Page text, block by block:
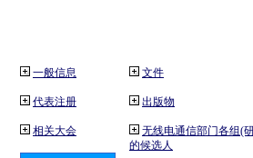
一般信息
代表注册
相关大会
文件
出版物
无线电通信部门各组(
的候选人